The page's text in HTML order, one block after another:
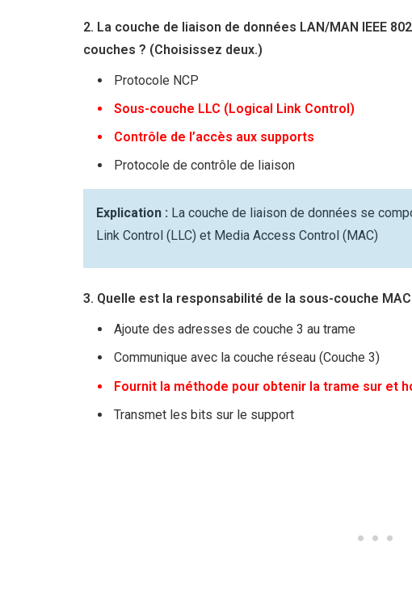
2. La couche de liaison de données LAN/MAN IEEE
couches ? (Choisissez deux.)
Protocole NCP
Sous-couche LLC (Logical Link Control)
Contrôle de l’accès aux supports
Protocole de contrôle de liaison
Explication : La couche de liaison de données se
Link Control (LLC) et Media Access Control (MAC)
3. Quelle est la responsabilité de la sous-couche
Ajoute des adresses de couche 3 au trame
Communique avec la couche réseau (Couche 3)
Fournit la méthode pour obtenir la trame sur et
Transmet les bits sur le support